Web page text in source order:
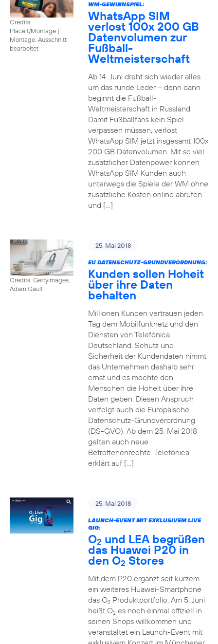
Credits:
Placeit/Montage |
Montage, Ausschnitt
bearbeitet
WM-GEWINNSPIEL:
WhatsApp SIM
verlost 100x 200 GB
Datenvolumen zur
Fußball-
Weltmeisterschaft
Ab 14. Juni dreht sich wieder alles
um das runde Leder – denn dann
beginnt die Fußball-
Weltmeisterschaft in Russland.
Damit Fußballfans kein Spiel
verpassen müssen, verlost
WhatsApp SIM jetzt insgesamt 100x
200 GB Datenvolumen. Mit so viel
zusätzlicher Datenpower können
WhatsApp SIM Kunden auch
unterwegs die Spiele der WM ohne
zusätzliche Kosten online abrufen
und […]
Credits: Gettyimages,
Adam Gault
25. Mai 2018
EU DATENSCHUTZ-GRUNDVERORDNUNG:
Kunden sollen Hoheit
über ihre Daten
behalten
Millionen Kunden vertrauen jeden
Tag dem Mobilfunknetz und den
Diensten von Telefónica
Deutschland. Schutz und
Sicherheit der Kundendaten nimmt
das Unternehmen deshalb sehr
ernst und es möchte den
Menschen die Hoheit über ihre
Daten geben. Diesen Anspruch
verfolgt auch die Europäische
Datenschutz-Grundverordnung
(DS-GVO). Ab dem 25. Mai 2018
gelten auch neue
Betroffenenrechte. Telefónica
erklärt auf […]
25. Mai 2018
LAUNCH-EVENT MIT EXKLUSIVEM LIVE
GIG:
O2 und LEA begrüßen
das Huawei P20 in
den O2 Stores
Mit dem P20 ergänzt seit kurzem
ein weiteres Huawei-Smartphone
das O2Produktportfolio. Am 5. Juni
heißt O2es noch einmal offiziell in
seinen Shops willkommen und
veranstaltet ein Launch-Event mit